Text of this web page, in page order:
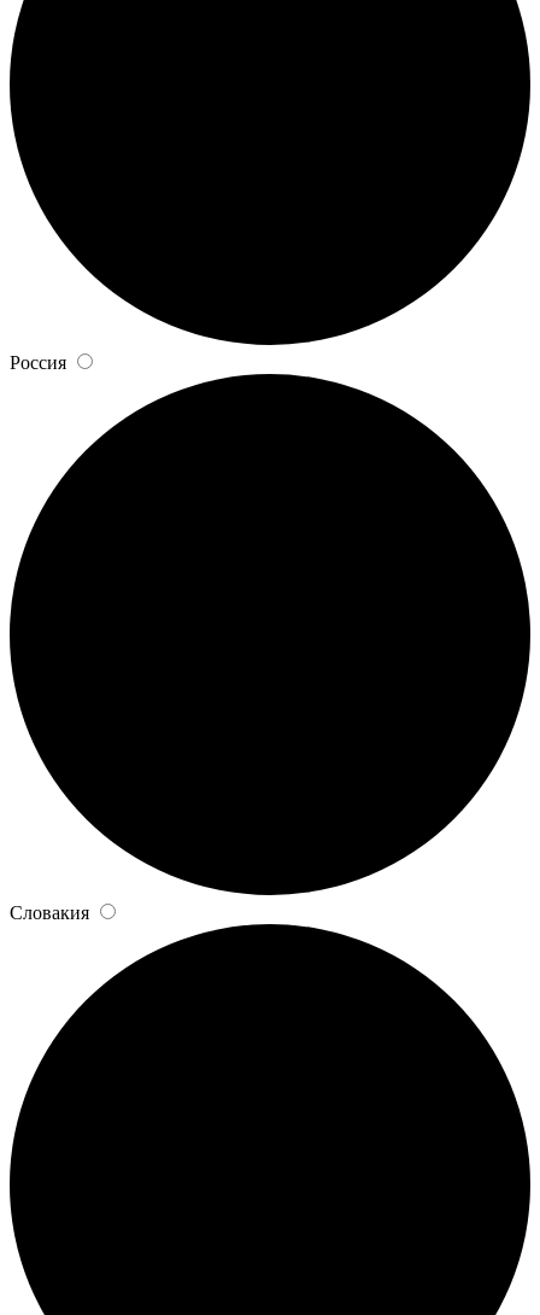
Россия
Словакия